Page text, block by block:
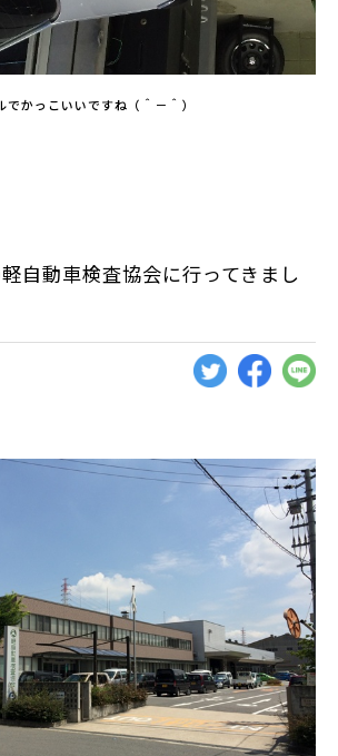
かっこいいですね（＾－＾）
自動車検査協会に行ってきまし